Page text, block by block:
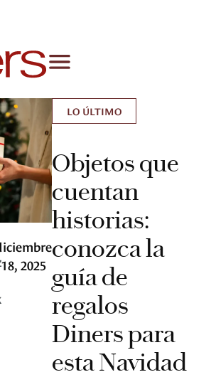
18, 2025
LO ÚLTIMO
Objetos que
cuentan
historias:
conozca la
guía de
regalos
Diners para
esta Navidad